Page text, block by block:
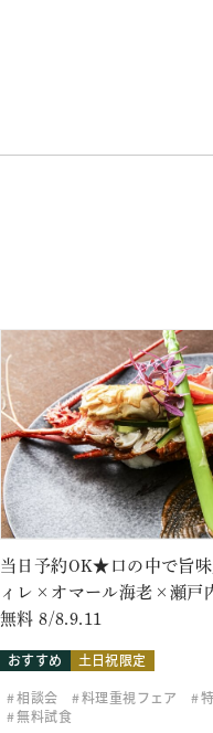
当日予約OK★口の中で旨
ィレ×オマール海老×瀬戸
無料 8/8.9.11
おすすめ
土日祝限定
相談会
料理重視フェア
無料試食